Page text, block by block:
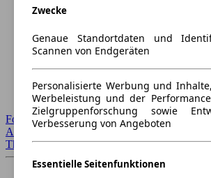
Forum Startseite
Alle Auto-Foren
Themen-Forum
Zwecke
Genaue Standortdaten und
Scannen von Endgeräten
Personalisierte Werbung und
Werbeleistung und der
Zielgruppenforschung sowie
Verbesserung von Angeboten
Essentielle Seitenfunktionen